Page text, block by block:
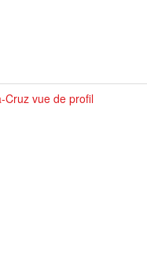
Cruz vue de profil